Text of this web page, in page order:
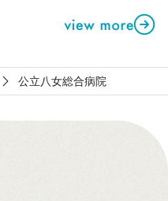
公立八女総合病院